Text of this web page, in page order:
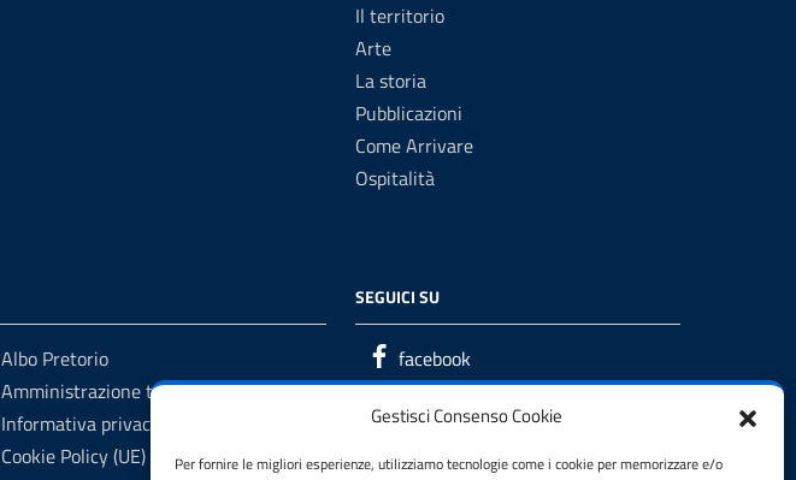
Gestisci Consenso Cookie
Per fornire le migliori esperienze, utilizziamo tecnologie come i cookie per memorizzare e/o
Il territorio
Arte
La storia
Pubblicazioni
Come Arrivare
Ospitalità
Albo Pretorio
Amministrazione trasparente
Informativa privacy
Cookie Policy (UE)
SEGUICI SU
facebook